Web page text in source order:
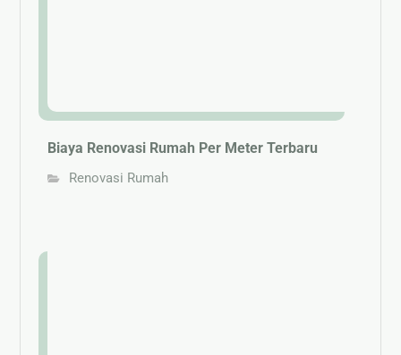
Biaya Renovasi Rumah Per Meter Terbaru
Renovasi Rumah